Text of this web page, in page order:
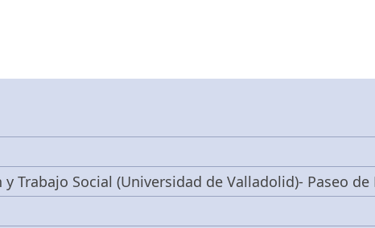
Trabajo Social (Universidad de Valladolid)- Paseo